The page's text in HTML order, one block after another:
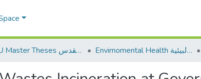
AQU Master Theses الرسائل الجامعية الخاصة بجامعة القدس Envirnomental Health الصحة البيئية